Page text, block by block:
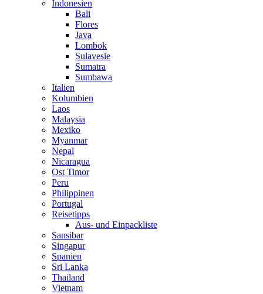
Indonesien
Bali
Flores
Java
Lombok
Sulavesie
Sumatra
Sumbawa
Italien
Kolumbien
Laos
Malaysia
Mexiko
Myanmar
Nepal
Nicaragua
Ost Timor
Peru
Philippinen
Portugal
Reisetipps
Aus- und Einpackliste
Sansibar
Singapur
Spanien
Sri Lanka
Thailand
Vietnam